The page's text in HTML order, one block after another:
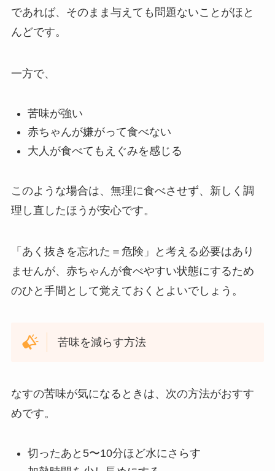
であれば、そのまま与えても問題ないことがほと
んどです。
一方で、
苦味が強い
赤ちゃんが嫌がって食べない
大人が食べてもえぐみを感じる
このような場合は、無理に食べさせず、新しく調
理し直したほうが安心です。
「あく抜きを忘れた＝危険」と考える必要はあり
ませんが、赤ちゃんが食べやすい状態にするため
のひと手間として覚えておくとよいでしょう。
苦味を減らす方法
なすの苦味が気になるときは、次の方法がおすす
めです。
切ったあと5〜10分ほど水にさらす